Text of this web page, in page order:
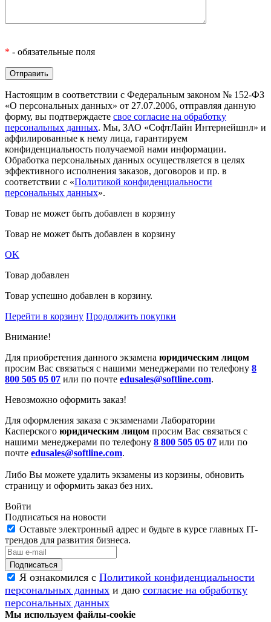
* - обязательные поля
Настоящим в соответствии с Федеральным законом № 152-ФЗ
«О персональных данных» от 27.07.2006, отправляя данную
форму, вы подтверждаете свое согласие на обработку
персональных данных. Мы, ЗАО «СофтЛайн Интернейшнл» и
аффилированные к нему лица, гарантируем
конфиденциальность получаемой нами информации.
Обработка персональных данных осуществляется в целях
эффективного исполнения заказов, договоров и пр. в
соответствии с «Политикой конфиденциальности
персональных данных».
Товар не может быть добавлен в корзину
Товар не может быть добавлен в корзину
OK
Товар добавлен
Товар успешно добавлен в корзину.
Перейти в корзину Продолжить покупки
Внимание!
Для приобретения данного экзамена юридическим лицом
просим Вас связаться с нашими менеджерами по телефону 8
800 505 05 07 или по почте edusales@softline.com.
Невозможно оформить заказ!
Для оформления заказа с экзаменами Лаборатории
Касперского юридическим лицом просим Вас связаться с
нашими менеджерами по телефону 8 800 505 05 07 или по
почте edusales@softline.com.
Либо Вы можете удалить экзамены из корзины, обновить
страницу и оформить заказ без них.
Войти
Подписаться на новости
Оставьте электронный адрес и будьте в курсе главных IT-
трендов для развития бизнеса.
Я ознакомился с Политикой конфиденциальности
персональных данных и даю согласие на обработку
персональных данных
Мы используем файлы-cookie